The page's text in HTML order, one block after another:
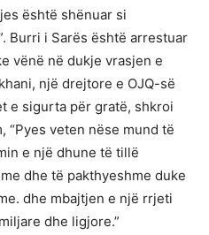
është shënuar si
Burri i Sarës është arrestuar
vënë në dukje vrasjen e
një drejtore e OJQ-së
e sigurta për gratë, shkroi
“Pyes veten nëse mund të
e një dhune të tillë
dhe të pakthyeshme duke
dhe mbajtjen e një rrjeti
dhe ligjore.”